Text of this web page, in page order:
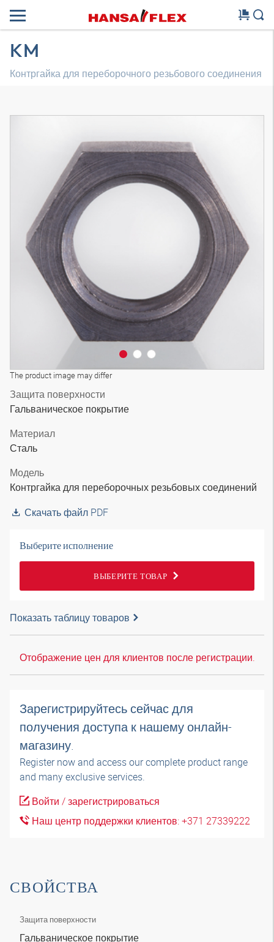
KM
Контргайка для переборочного резьбового соединения
The product image may differ
Трехмерная модель
Защита поверхности
Гальваническое покрытие
Материал
Сталь
Модель
Контргайка для переборочных резьбовых соединений
Скачать файл PDF
Выберите исполнение
ВЫБЕРИТЕ ТОВАР
Показать таблицу товаров
Отображение цен для клиентов после регистрации.
Зарегистрируйтесь сейчас для
получения доступа к нашему онлайн-
магазину.
Register now and access our complete product range
and many exclusive services.
Войти / зарегистрироваться
Наш центр поддержки клиентов: +371 27339222
СВОЙСТВА
Защита поверхности
Гальваническое покрытие